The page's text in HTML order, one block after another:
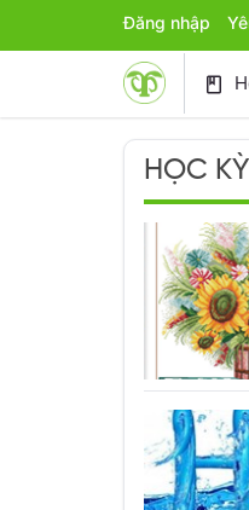
Đăng nhập
book
HỌC